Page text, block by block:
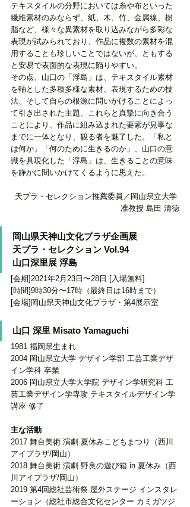
テキスタイルの分野においては糸や布といった
繊維素材のみならず、紙、木、竹、金属線、樹
脂など、様々な異素材を取り込みながら多彩な
表現が試みられており、作品に複数の素材を混
用することも珍しいことではないが、ともする
と安易で表面的な表現に陥りやすい。
その点、山口の「浮島」は、テキスタイル素材
を軸とした多種多様な素材、表現するための技
法、そして自らの根源に問いかけることによっ
て引き出された主題、これらと真摯に向き合う
ことにより、作品に組み込まれた要素が見事な
までに一体となり、観る者を魅了した。「私と
は何か」「何のために生きるのか」、山口の意
識を具現化した「浮島」は、生きることの意味
を静かに問いかけてくるように思えた。
天プラ・セレクション推薦委員／岡山県立大学
准教授 島田 清徳
岡山県天神山文化プラザ企画展
天プラ・セレクション Vol.94
山口深里展 浮島
[会期]2021年2月23日〜28日 [入場無料]
[時間]9時30分〜17時（最終日は16時まで）
[会場]岡山県天神山文化プラザ・第4展示室
山口 深里 Misato Yamaguchi
1981 福岡県生まれ
2004 岡山県立大学 デザイン学部 工芸工業デザ
イン学科 卒業
2006 岡山県立大学大学院 デザイン学研究科 工
芸工業デザイン学専攻 テキスタイルデザイン学
講座 修了
主な活動
2017 舞台美術 演劇 夏休みこどもまつり（西川
アイプラザ/岡山）
2018 舞台美術 演劇 野良の遊び箱 in 夏休み（西
川アイプラザ/岡山）
2019 第4回総社芸術祭 屋外ステージ インスタレ
ーション（総社市総合文化センター カミガツジ